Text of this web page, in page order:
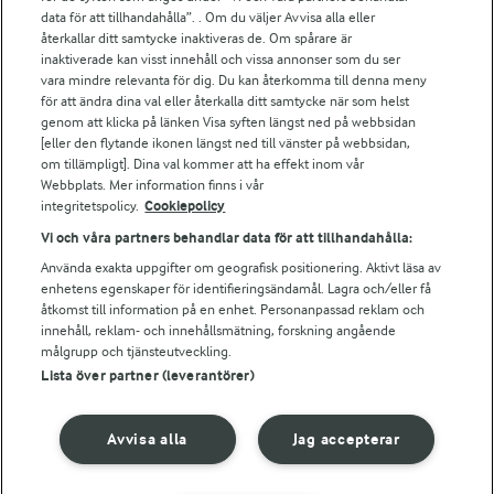
Arla.com
Falbygdens Ost
Arla webbshop
Bildbank
Följ oss
© 2026 Arla Foods
Integritetspolicy
data för att tillhandahålla”. . Om du väljer Avvisa alla eller
återkallar ditt samtycke inaktiveras de. Om spårare är
inaktiverade kan visst innehåll och vissa annonser som du ser
vara mindre relevanta för dig. Du kan återkomma till denna meny
för att ändra dina val eller återkalla ditt samtycke när som helst
genom att klicka på länken Visa syften längst ned på webbsidan
[eller den flytande ikonen längst ned till vänster på webbsidan,
om tillämpligt]. Dina val kommer att ha effekt inom vår
Webbplats. Mer information finns i vår
integritetspolicy. Cookiepolicy
Vi och våra partners behandlar data för att tillhandahålla:
Använda exakta uppgifter om geografisk positionering. Aktivt läsa av
enhetens egenskaper för identifieringsändamål. Lagra och/eller få
åtkomst till information på en enhet. Personanpassad reklam och
innehåll, reklam- och innehållsmätning, forskning angående
målgrupp och tjänsteutveckling.
Lista över partner (leverantörer)
Jag accepterar
Avvisa alla